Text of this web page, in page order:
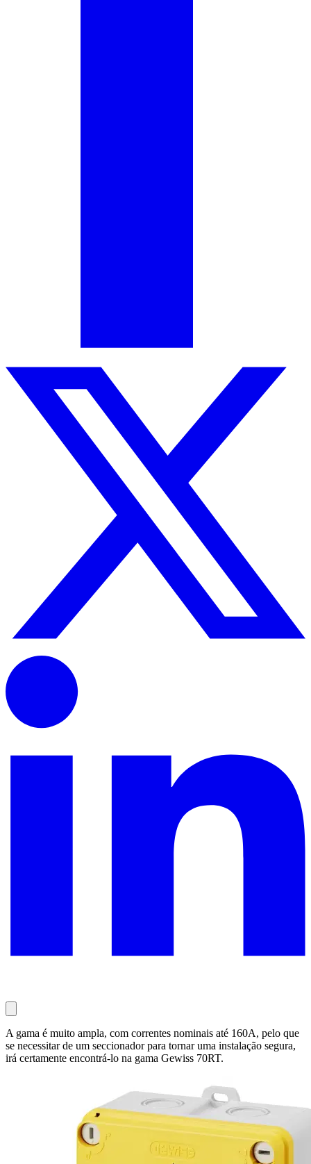
A gama é muito ampla, com correntes nominais até 160A, pelo que
se necessitar de um seccionador para tornar uma instalação segura,
irá certamente encontrá-lo na gama Gewiss 70RT.